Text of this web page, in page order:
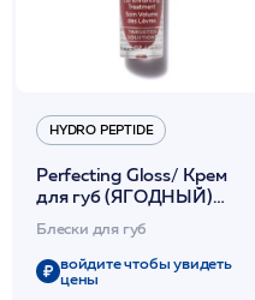
HYDRO PEPTIDE
Perfecting Gloss/ Крем
для губ (ЯГОДНЫЙ)
увеличивающий объем и
увлажняющий 4мл /HP*
Блески для губ
войдите чтобы увидеть
цены